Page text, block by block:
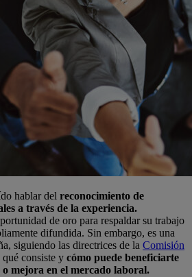
hablar del reconocimiento de
a través de la experiencia.
de oro para respaldar su trabajo
difundida. Sin embargo, es una
siguiendo las directrices de la Comisión
qué consiste y cómo puede beneficiarte
mejora en el mercado laboral.